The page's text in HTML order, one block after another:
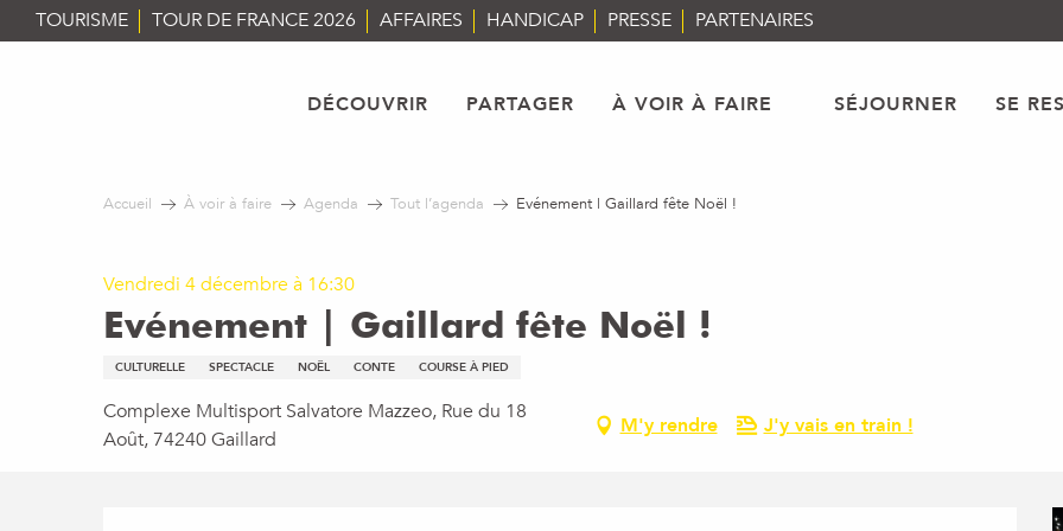
Aller
au
TOURISME TOUR DE FRANCE 2026 AFFAIRES HANDICAP PRESSE PARTENAIRES
DÉCOUVRIR PARTAGER À VOIR À FAIRE SÉJOURNER SE
Accueil À voir à faire Agenda Tout l’agenda Evénement | Gaillard fête Noël !
Vendredi 4 décembre à 16:30
Evénement | Gaillard fête Noël !
CULTURELLE SPECTACLE NOËL CONTE COURSE À PIED
Complexe Multisport Salvatore Mazzeo, Rue du 18
Août, 74240 Gaillard
M'y rendre J'y vais en train !